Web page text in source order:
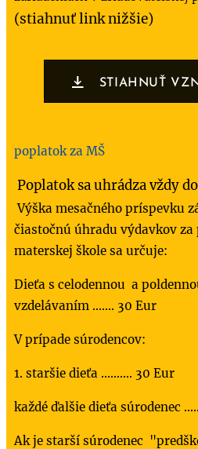
(stiahnuť link nižšie)
STIAHNUŤ
poplatok za MŠ
Poplatok sa uhrádza vždy
Výška mesačného príspevku
čiastočnú úhradu výdavkov za
materskej škole sa určuje:
Dieťa s celodennou a
vzdelávaním ....... 30 Eur
V prípade súrodencov:
1. staršie dieťa .......... 30 Eur
každé ďalšie dieťa súrodenec
Ak je starší súrodenec